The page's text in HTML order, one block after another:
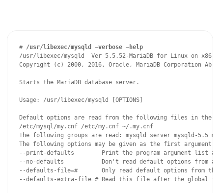
# /usr/libexec/mysqld –verbose –help
/usr/libexec/mysqld  Ver 5.5.52-MariaDB for Linux on
Copyright (c) 2000, 2016, Oracle, MariaDB Corporation Ab
Starts the MariaDB database server.
Usage: /usr/libexec/mysqld [OPTIONS]
Default options are read from the following files in the
/etc/mysql/my.cnf /etc/my.cnf ~/.my.cnf
The following groups are read: mysqld server mysqld-5.5
The following options may be given as the first argument:
--print-defaults        Print the program argument list
--no-defaults           Don't read default options from
--defaults-file=#       Only read default options from
--defaults-extra-file=# Read this file after the global